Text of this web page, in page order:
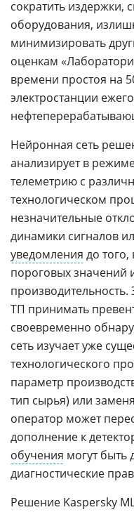
сократить издержки,
оборудования,
минимизировать
оценкам
времени простоя на
электростанции
Нейронная сеть
анализирует в
телеметрию с
технологическом
незначительные
динамики сигналов
уведомления до того,
пороговых значений
ТП принимать
своевременно
сеть изучает уже
технологического
параметр
тип сырья) или
оператор может
дополнение к
обучения могут быть
диагностические
Решение Kaspersky